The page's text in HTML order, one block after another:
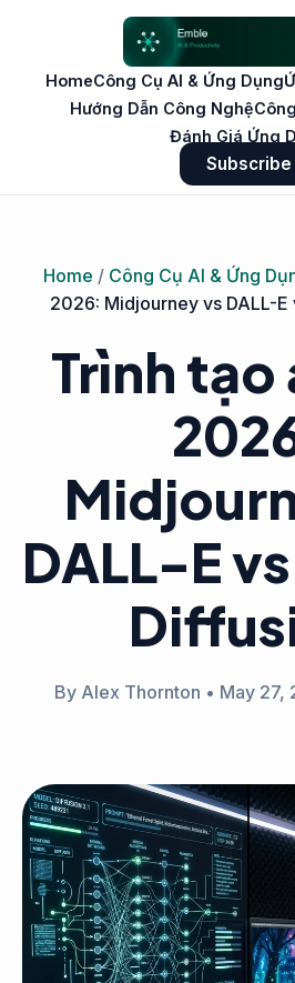
HomeCông Cụ AI & Ứng Dụng
Hướng Dẫn Công Nghệ
Đánh Giá Ứng
Subscribe
Home / Công Cụ AI & Ứng
2026: Midjourney vs DALL-E
Trình tạo
DALL-E
By Alex Thornton • May 27,